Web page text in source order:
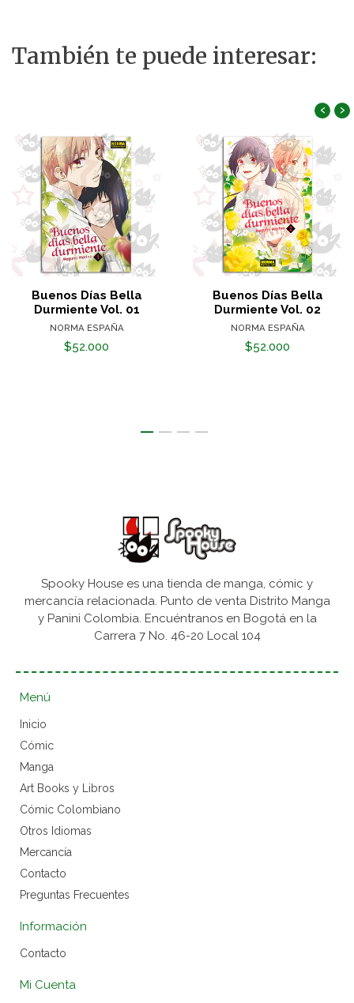
También te puede interesar:
Buenos Días Bella
Durmiente Vol. 01
NORMA ESPAÑA
$52.000
Buenos Días Bella
Durmiente Vol. 02
NORMA ESPAÑA
$52.000
‹ ›
Spooky House es una tienda de manga, cómic y
mercancía relacionada. Punto de venta Distrito Manga
y Panini Colombia. Encuéntranos en Bogotá en la
Carrera 7 No. 46-20 Local 104
Menú
Inicio
Cómic
Manga
Art Books y Libros
Cómic Colombiano
Otros Idiomas
Mercancía
Contacto
Preguntas Frecuentes
Información
Contacto
Mi Cuenta